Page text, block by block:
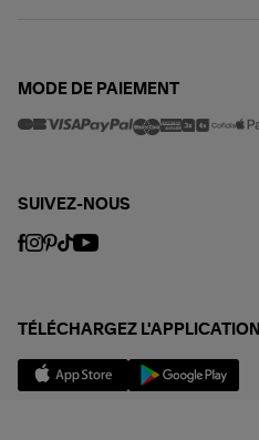
MODE DE PAIEMENT
SUIVEZ-NOUS
TÉLÉCHARGEZ L'APPLICATION